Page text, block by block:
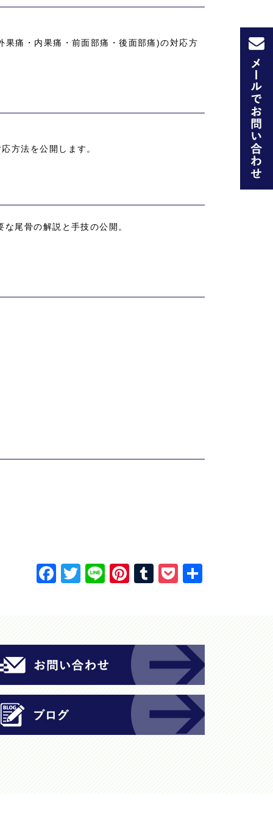
果痛・内果痛・前面部痛・後面部痛)の対応方
方法を公開します。
尾骨の解説と手技の公開。
F
b
o
o
k
T Li
Pi
st
T
r
P
et